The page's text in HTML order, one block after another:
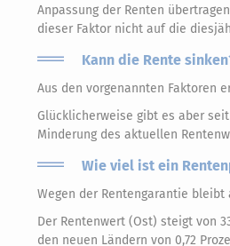
Anpassung der Renten
dieser Faktor nicht auf die
Kann die Rente
Aus den vorgenannten Faktoren
Glücklicherweise gibt es aber
Minderung des aktuellen
Wie viel ist ein
Wegen der Rentengarantie bleibt
Der Rentenwert (Ost) steigt von
den neuen Ländern von 0,72